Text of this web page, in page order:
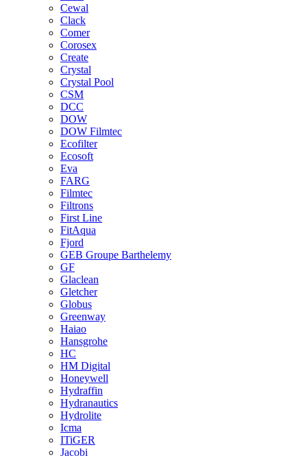
Cewal
Clack
Comer
Corosex
Create
Crystal
Crystal Pool
CSM
DCC
DOW
DOW Filmtec
Ecofilter
Ecosoft
Eva
FARG
Filmtec
Filtrons
First Line
FitAqua
Fjord
GEB Groupe Barthelemy
GF
Glaclean
Gletcher
Globus
Greenway
Haiao
Hansgrohe
HC
HM Digital
Honeywell
Hydraffin
Hydranautics
Hydrolite
Icma
ITiGER
Jacobi